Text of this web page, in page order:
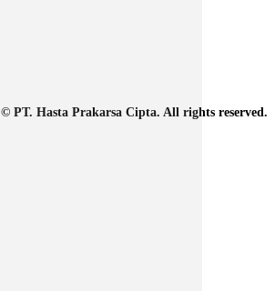
© PT. Hasta Prakarsa Cipta. All rights reserved.